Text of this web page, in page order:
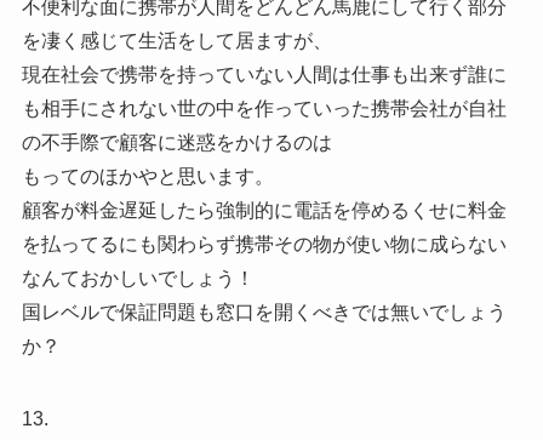
不便利な面に携帯が人間をどんどん馬鹿にして行く部分
を凄く感じて生活をして居ますが、
現在社会で携帯を持っていない人間は仕事も出来ず誰に
も相手にされない世の中を作っていった携帯会社が自社
の不手際で顧客に迷惑をかけるのは
もってのほかやと思います。
顧客が料金遅延したら強制的に電話を停めるくせに料金
を払ってるにも関わらず携帯その物が使い物に成らない
なんておかしいでしょう！
国レベルで保証問題も窓口を開くべきでは無いでしょう
か？
13.